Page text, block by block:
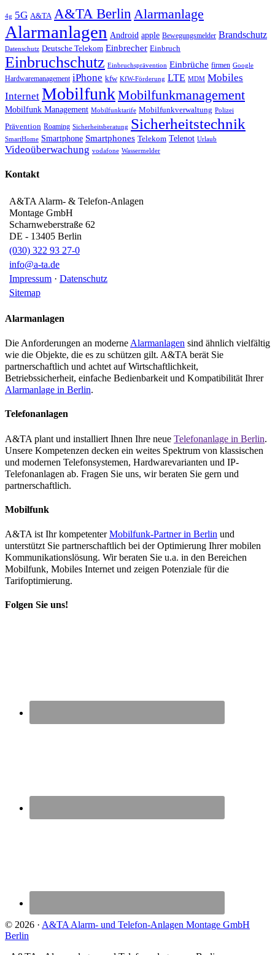
4g 5G A&TA A&TA Berlin Alarmanlage
Alarmanlagen Android apple Bewegungsmelder Brandschutz
Datenschutz Deutsche Telekom Einbrecher Einbruch
Einbruchschutz Einbruchsprävention Einbrüche firmen Google
Hardwaremanagement iPhone kfw KfW-Förderung LTE MDM Mobiles
Internet MobilfunkMobilfunkmanagement
Mobilfunk Management Mobilfunktarife Mobilfunkverwaltung Polizei
Prävention Roaming Sicherheitsberatung Sicherheitstechnik
SmartHome Smartphone Smartphones Telekom Telenot Urlaub
Videoüberwachung vodafone Wassermelder
Kontakt
A&TA Alarm- & Telefon-Anlagen
Montage GmbH
Scharnweberstraße 62
DE - 13405 Berlin
(030) 322 93 27-0
info@a-ta.de
Impressum · Datenschutz
Sitemap
Alarmanlagen
Die Anforderungen an moderne Alarmanlagen sind ähnlich vielfältig
wie die Objekte, die es zu schützen gilt. A&TA berät Sie
partnerschaftlich und achtet auf Wirtschaftlichkeit,
Betriebssicherheit, einfache Bedienbarkeit und Kompatibilität Ihrer
Alarmanlage in Berlin.
Telefonanlagen
A&TA plant und installiert Ihnen Ihre neue Telefonanlage in Berlin.
Unsere Kompetenzen decken ein weites Spektrum von klassischen
und modernen Telefonsystemen, Hardwarevarianten und IP-
Telefonanlagen ab. Fragen Sie uns, wir beraten Sie gern und
partnerschaftlich.
Mobilfunk
A&TA ist Ihr kompetenterMobilfunk-Partner in Berlin und
unterstützt Sie partnerschaftlich bei der Optimierung Ihrer mobilen
Kommunikationslösung. Wir beraten Sie u.a. in den Bereichen
Mobilfunk, Mobiles Internet und zeigen Potenziale für die
Tarifoptimierung.
Folgen Sie uns!
© 2026 · A&TA Alarm- und Telefon-Anlagen Montage GmbH
Berlin